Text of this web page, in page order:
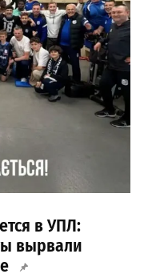
в УПЛ:
вырвали